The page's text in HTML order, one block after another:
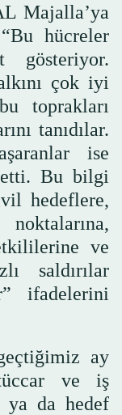
Majalla’ya
hücreler
çok iyi
toprakları
tanıdılar.
ise
etti. Bu bilgi
hedeflere,
ve
saldırılar
ifadelerini
ay
ve iş
ya da hedef